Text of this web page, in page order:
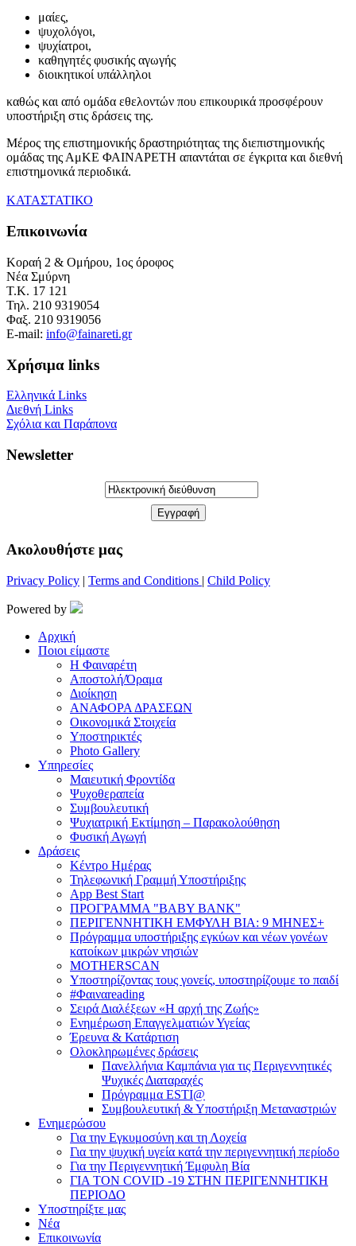
μαίες,
ψυχολόγοι,
ψυχίατροι,
καθηγητές φυσικής αγωγής
διοικητικοί υπάλληλοι
καθώς και από ομάδα εθελοντών που επικουρικά προσφέρουν
υποστήριξη στις δράσεις της.
Μέρος της επιστημονικής δραστηριότητας της διεπιστημονικής
ομάδας της ΑμΚΕ ΦΑΙΝΑΡΕΤΗ απαντάται σε έγκριτα και διεθνή
επιστημονικά περιοδικά.
ΚΑΤΑΣΤΑΤΙΚΟ
Eπικοινωνία
Κοραή 2 & Ομήρου, 1ος όροφος
Νέα Σμύρνη
Τ.Κ. 17 121
Τηλ. 210 9319054
Φαξ. 210 9319056
E-mail: info@fainareti.gr
Χρήσιμα links
Ελληνικά Links
Διεθνή Links
Σχόλια και Παράπονα
Newsletter
Aκολουθήστε μας
Privacy Policy | Terms and Conditions | Child Policy
Powered by
Αρχική
Ποιοι είμαστε
Η Φαιναρέτη
Αποστολή/Όραμα
Διοίκηση
ΑΝΑΦΟΡΑ ΔΡΑΣΕΩΝ
Οικονομικά Στοιχεία
Υποστηρικτές
Photo Gallery
Υπηρεσίες
Μαιευτική Φροντίδα
Ψυχοθεραπεία
Συμβουλευτική
Ψυχιατρική Εκτίμηση – Παρακολούθηση
Φυσική Αγωγή
Δράσεις
Κέντρο Ημέρας
Τηλεφωνική Γραμμή Υποστήριξης
App Best Start
ΠΡΟΓΡΑΜΜΑ "BABY BANK"
ΠΕΡΙΓΕΝΝΗΤΙΚΗ ΕΜΦΥΛΗ ΒΙΑ: 9 ΜΗΝΕΣ+
Πρόγραμμα υποστήριξης εγκύων και νέων γονέων
κατοίκων μικρών νησιών
MOTHERSCAN
Υποστηρίζοντας τους γονείς, υποστηρίζουμε το παιδί
#Φαιναreading
Σειρά Διαλέξεων «Η αρχή της Ζωής»
Ενημέρωση Επαγγελματιών Υγείας
Έρευνα & Κατάρτιση
Ολοκληρωμένες δράσεις
Πανελλήνια Καμπάνια για τις Περιγεννητικές
Ψυχικές Διαταραχές
Πρόγραμμα ESTI@
Συμβουλευτική & Υποστήριξη Μεταναστριών
Ενημερώσου
Για την Εγκυμοσύνη και τη Λοχεία
Για την ψυχική υγεία κατά την περιγεννητική περίοδο
Για την Περιγεννητική Έμφυλη Βία
ΓΙΑ ΤΟΝ COVID -19 ΣΤΗΝ ΠΕΡΙΓΕΝΝΗΤΙΚΗ
ΠΕΡΙΟΔΟ
Υποστηρίξτε μας
Νέα
Επικοινωνία